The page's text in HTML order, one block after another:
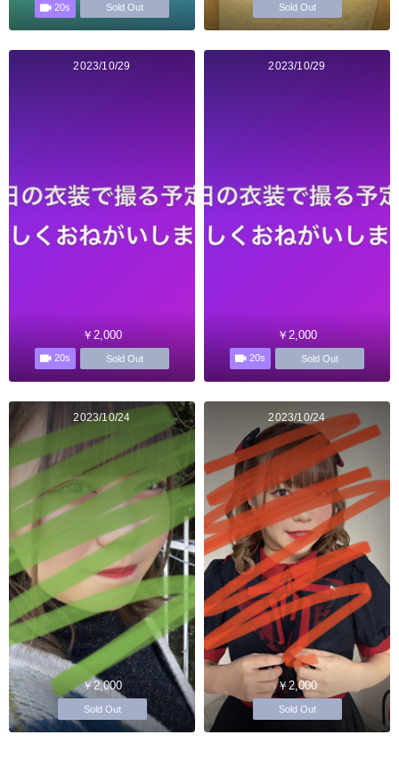
20s Sold Out Sold Out
2023/10/29
￥2,000
20s Sold Out
2023/10/29
￥2,000
20s Sold Out
2023/10/24
￥2,000
Sold Out
2023/10/24
￥2,000
Sold Out